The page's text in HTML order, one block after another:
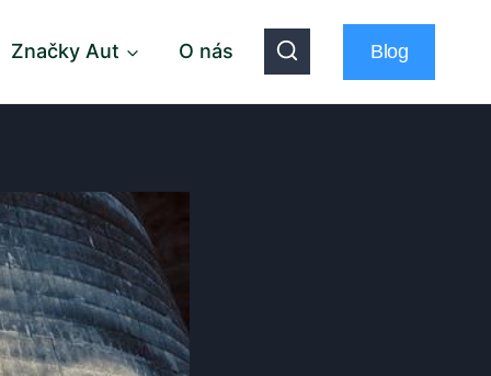
Značky Aut O nás Blog